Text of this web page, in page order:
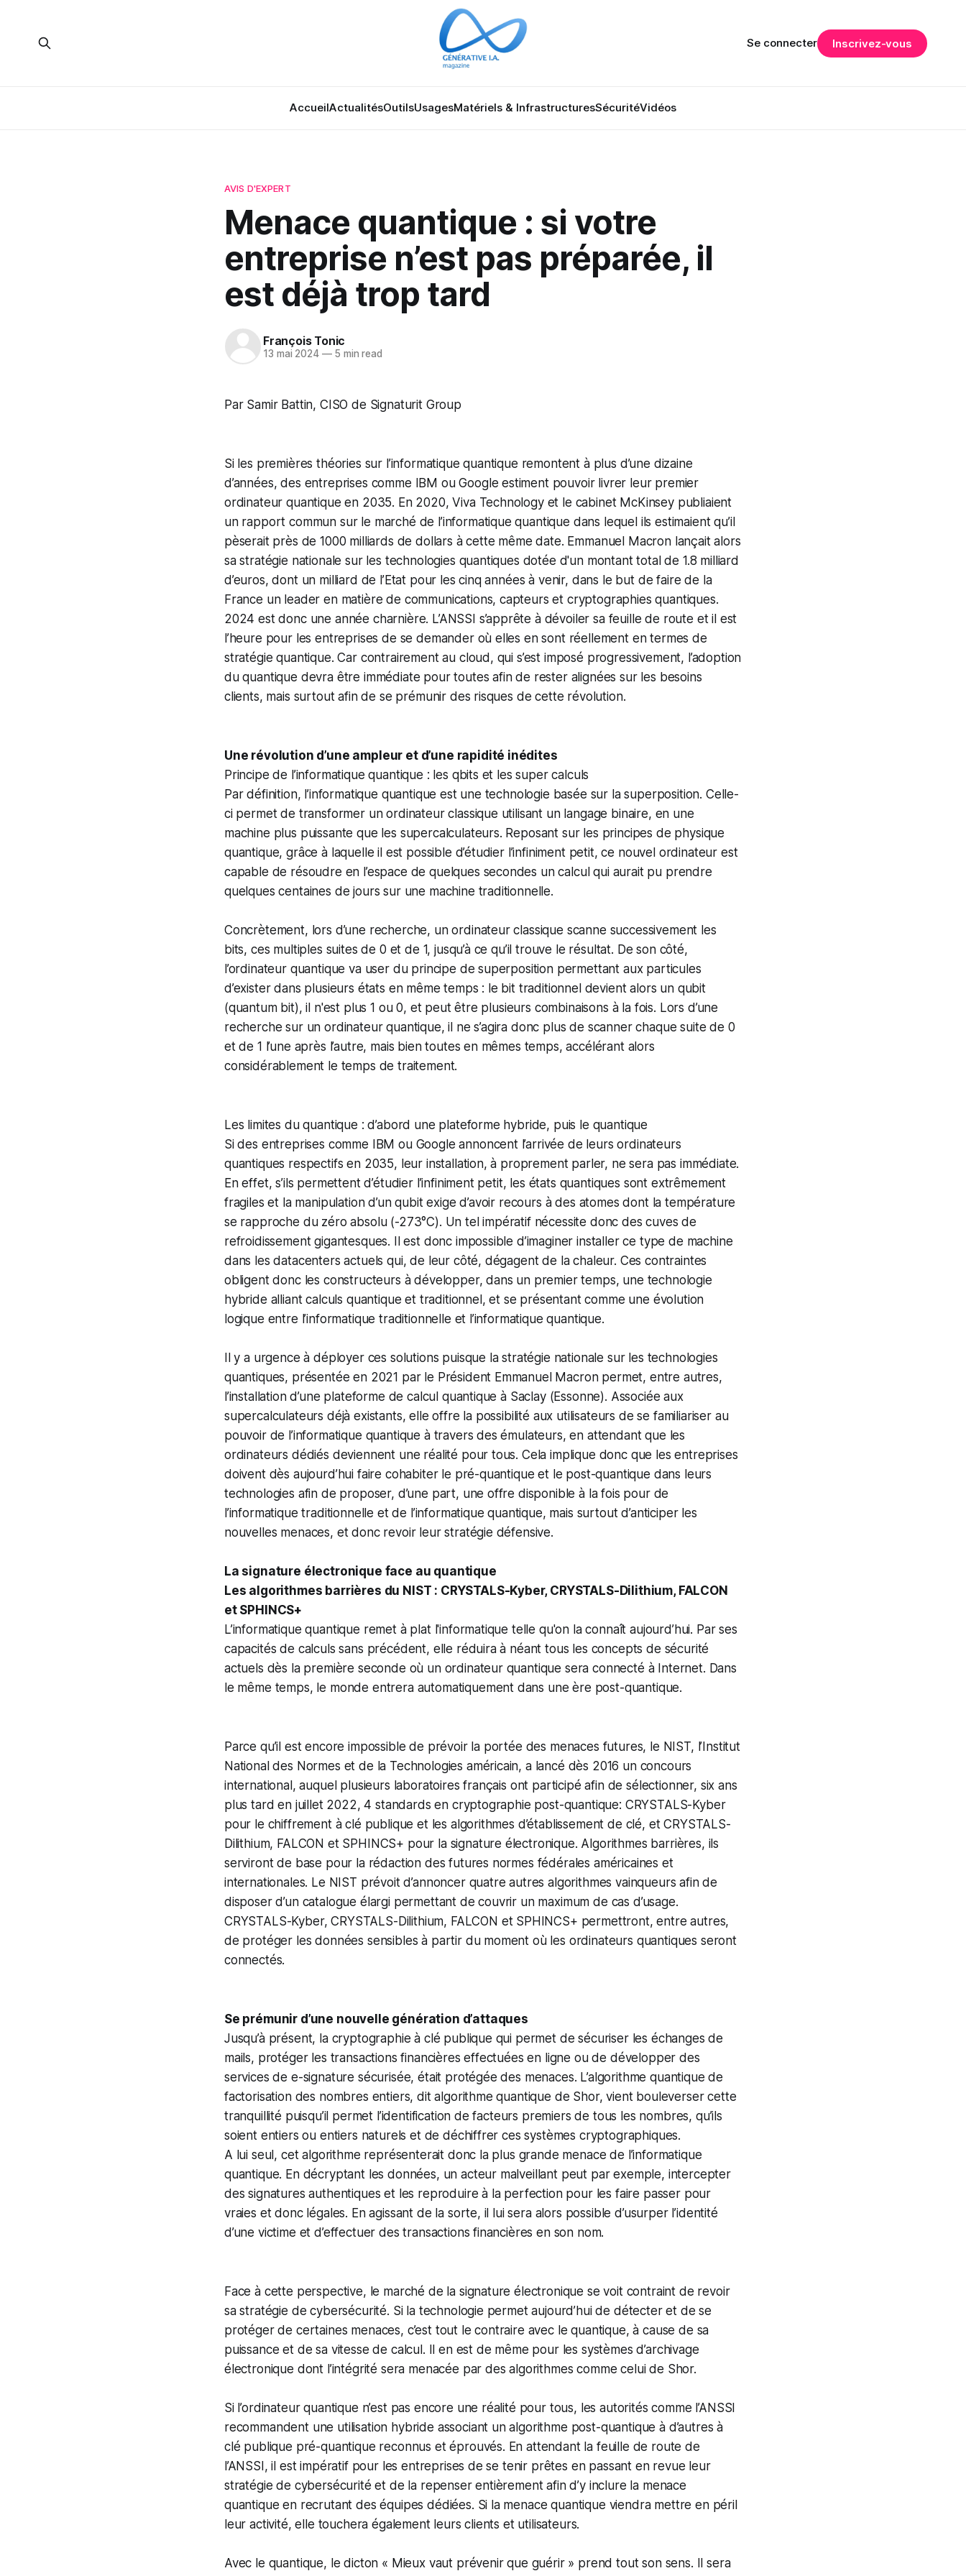
AccueilActualitésOutilsUsagesMatériels & InfrastructuresSécuritéVidéos
Se connecter Inscrivez-vous
AVIS D'EXPERT
Menace quantique : si votre
entreprise n’est pas préparée, il
est déjà trop tard
François Tonic
13 mai 2024 —5 min read
Par Samir Battin, CISO de Signaturit Group
Si les premières théories sur l’informatique quantique remontent à plus d’une dizaine
d’années, des entreprises comme IBM ou Google estiment pouvoir livrer leur premier
ordinateur quantique en 2035. En 2020, Viva Technology et le cabinet McKinsey publiaient
un rapport commun sur le marché de l’informatique quantique dans lequel ils estimaient qu’il
pèserait près de 1000 milliards de dollars à cette même date. Emmanuel Macron lançait alors
sa stratégie nationale sur les technologies quantiques dotée d'un montant total de 1.8 milliard
d’euros, dont un milliard de l’Etat pour les cinq années à venir, dans le but de faire de la
France un leader en matière de communications, capteurs et cryptographies quantiques.
2024 est donc une année charnière. L’ANSSI s’apprête à dévoiler sa feuille de route et il est
l’heure pour les entreprises de se demander où elles en sont réellement en termes de
stratégie quantique. Car contrairement au cloud, qui s’est imposé progressivement, l’adoption
du quantique devra être immédiate pour toutes afin de rester alignées sur les besoins
clients, mais surtout afin de se prémunir des risques de cette révolution.
Une révolution d’une ampleur et d’une rapidité inédites
Principe de l’informatique quantique : les qbits et les super calculs
Par définition, l’informatique quantique est une technologie basée sur la superposition. Celle-
ci permet de transformer un ordinateur classique utilisant un langage binaire, en une
machine plus puissante que les supercalculateurs. Reposant sur les principes de physique
quantique, grâce à laquelle il est possible d’étudier l’infiniment petit, ce nouvel ordinateur est
capable de résoudre en l’espace de quelques secondes un calcul qui aurait pu prendre
quelques centaines de jours sur une machine traditionnelle.
Concrètement, lors d’une recherche, un ordinateur classique scanne successivement les
bits, ces multiples suites de 0 et de 1, jusqu’à ce qu’il trouve le résultat. De son côté,
l’ordinateur quantique va user du principe de superposition permettant aux particules
d’exister dans plusieurs états en même temps : le bit traditionnel devient alors un qubit
(quantum bit), il n'est plus 1 ou 0, et peut être plusieurs combinaisons à la fois. Lors d’une
recherche sur un ordinateur quantique, il ne s’agira donc plus de scanner chaque suite de 0
et de 1 l’une après l’autre, mais bien toutes en mêmes temps, accélérant alors
considérablement le temps de traitement.
Les limites du quantique : d’abord une plateforme hybride, puis le quantique
Si des entreprises comme IBM ou Google annoncent l’arrivée de leurs ordinateurs
quantiques respectifs en 2035, leur installation, à proprement parler, ne sera pas immédiate.
En effet, s’ils permettent d’étudier l’infiniment petit, les états quantiques sont extrêmement
fragiles et la manipulation d’un qubit exige d’avoir recours à des atomes dont la température
se rapproche du zéro absolu (-273°C). Un tel impératif nécessite donc des cuves de
refroidissement gigantesques. Il est donc impossible d’imaginer installer ce type de machine
dans les datacenters actuels qui, de leur côté, dégagent de la chaleur. Ces contraintes
obligent donc les constructeurs à développer, dans un premier temps, une technologie
hybride alliant calculs quantique et traditionnel, et se présentant comme une évolution
logique entre l’informatique traditionnelle et l’informatique quantique.
Il y a urgence à déployer ces solutions puisque la stratégie nationale sur les technologies
quantiques, présentée en 2021 par le Président Emmanuel Macron permet, entre autres,
l’installation d’une plateforme de calcul quantique à Saclay (Essonne). Associée aux
supercalculateurs déjà existants, elle offre la possibilité aux utilisateurs de se familiariser au
pouvoir de l’informatique quantique à travers des émulateurs, en attendant que les
ordinateurs dédiés deviennent une réalité pour tous. Cela implique donc que les entreprises
doivent dès aujourd’hui faire cohabiter le pré-quantique et le post-quantique dans leurs
technologies afin de proposer, d’une part, une offre disponible à la fois pour de
l’informatique traditionnelle et de l’informatique quantique, mais surtout d’anticiper les
nouvelles menaces, et donc revoir leur stratégie défensive.
La signature électronique face au quantique
Les algorithmes barrières du NIST : CRYSTALS-Kyber, CRYSTALS-Dilithium, FALCON
et SPHINCS+
L’informatique quantique remet à plat l'informatique telle qu'on la connaît aujourd’hui. Par ses
capacités de calculs sans précédent, elle réduira à néant tous les concepts de sécurité
actuels dès la première seconde où un ordinateur quantique sera connecté à Internet. Dans
le même temps, le monde entrera automatiquement dans une ère post-quantique.
Parce qu’il est encore impossible de prévoir la portée des menaces futures, le NIST, l’Institut
National des Normes et de la Technologies américain, a lancé dès 2016 un concours
international, auquel plusieurs laboratoires français ont participé afin de sélectionner, six ans
plus tard en juillet 2022, 4 standards en cryptographie post-quantique: CRYSTALS-Kyber
pour le chiffrement à clé publique et les algorithmes d’établissement de clé, et CRYSTALS-
Dilithium, FALCON et SPHINCS+ pour la signature électronique. Algorithmes barrières, ils
serviront de base pour la rédaction des futures normes fédérales américaines et
internationales. Le NIST prévoit d’annoncer quatre autres algorithmes vainqueurs afin de
disposer d’un catalogue élargi permettant de couvrir un maximum de cas d’usage.
CRYSTALS-Kyber, CRYSTALS-Dilithium, FALCON et SPHINCS+ permettront, entre autres,
de protéger les données sensibles à partir du moment où les ordinateurs quantiques seront
connectés.
Se prémunir d’une nouvelle génération d’attaques
Jusqu’à présent, la cryptographie à clé publique qui permet de sécuriser les échanges de
mails, protéger les transactions financières effectuées en ligne ou de développer des
services de e-signature sécurisée, était protégée des menaces. L’algorithme quantique de
factorisation des nombres entiers, dit algorithme quantique de Shor, vient bouleverser cette
tranquillité puisqu’il permet l’identification de facteurs premiers de tous les nombres, qu’ils
soient entiers ou entiers naturels et de déchiffrer ces systèmes cryptographiques.
A lui seul, cet algorithme représenterait donc la plus grande menace de l’informatique
quantique. En décryptant les données, un acteur malveillant peut par exemple, intercepter
des signatures authentiques et les reproduire à la perfection pour les faire passer pour
vraies et donc légales. En agissant de la sorte, il lui sera alors possible d’usurper l’identité
d’une victime et d’effectuer des transactions financières en son nom.
Face à cette perspective, le marché de la signature électronique se voit contraint de revoir
sa stratégie de cybersécurité. Si la technologie permet aujourd’hui de détecter et de se
protéger de certaines menaces, c’est tout le contraire avec le quantique, à cause de sa
puissance et de sa vitesse de calcul. Il en est de même pour les systèmes d’archivage
électronique dont l’intégrité sera menacée par des algorithmes comme celui de Shor.
Si l’ordinateur quantique n’est pas encore une réalité pour tous, les autorités comme l’ANSSI
recommandent une utilisation hybride associant un algorithme post-quantique à d’autres à
clé publique pré-quantique reconnus et éprouvés. En attendant la feuille de route de
l’ANSSI, il est impératif pour les entreprises de se tenir prêtes en passant en revue leur
stratégie de cybersécurité et de la repenser entièrement afin d’y inclure la menace
quantique en recrutant des équipes dédiées. Si la menace quantique viendra mettre en péril
leur activité, elle touchera également leurs clients et utilisateurs.
Avec le quantique, le dicton « Mieux vaut prévenir que guérir » prend tout son sens. Il sera